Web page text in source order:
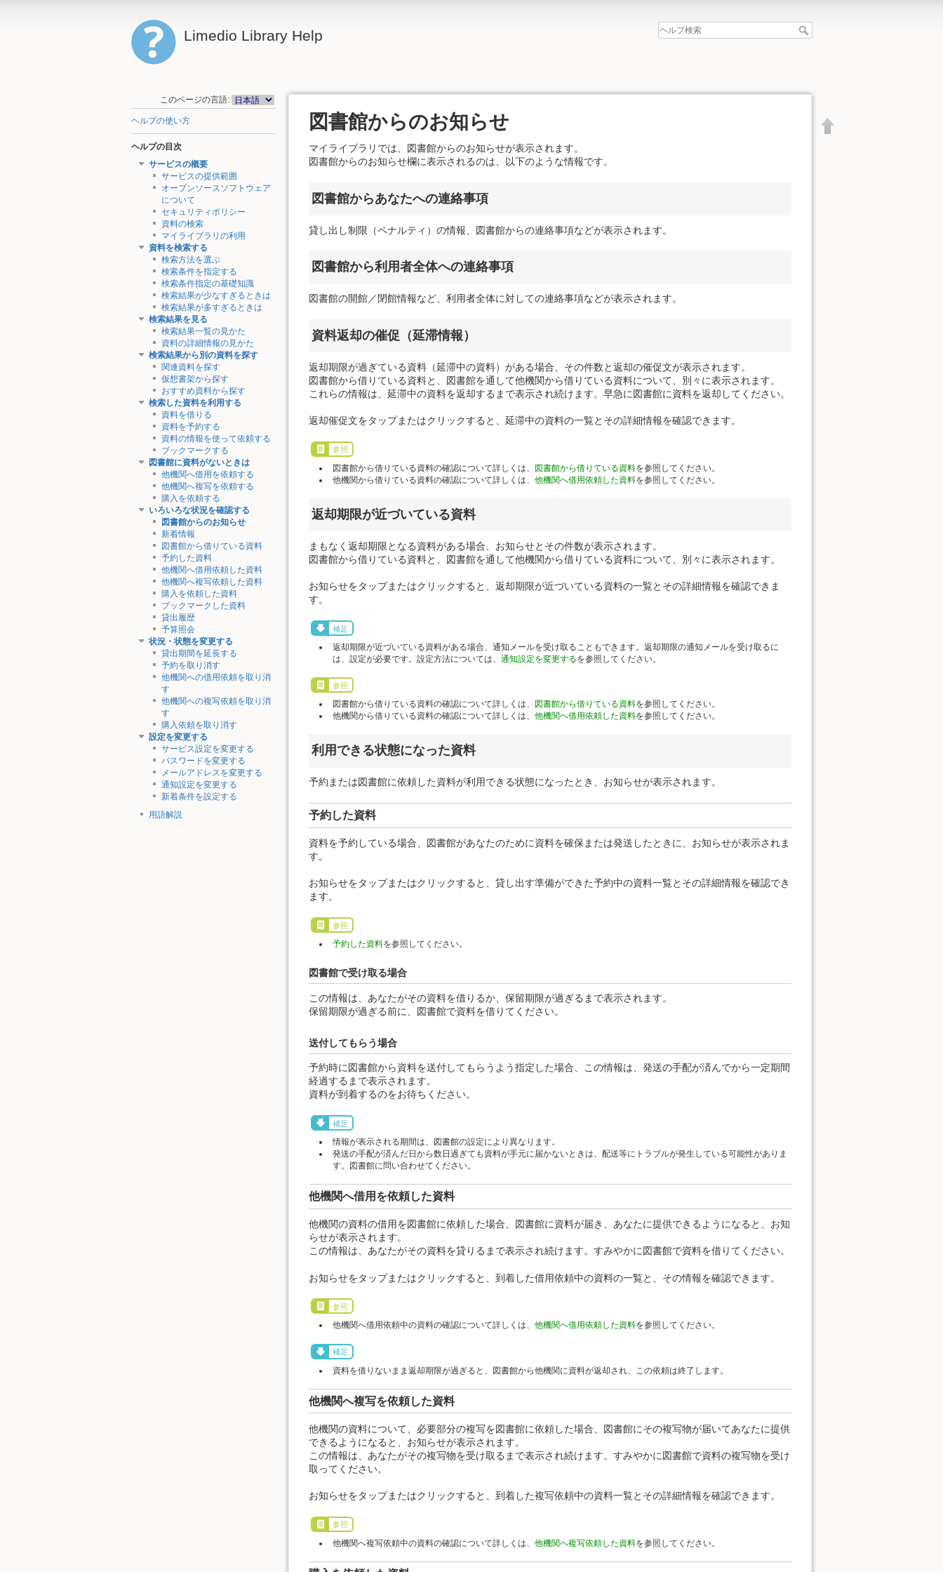
Limedio Library Help
このページの言語:
ヘルプの使い方
ヘルプの目次
サービスの概要
サービスの提供範囲
オープンソースソフトウェア
について
セキュリティポリシー
資料の検索
マイライブラリの利用
資料を検索する
検索方法を選ぶ
検索条件を指定する
検索条件指定の基礎知識
検索結果が少なすぎるときは
検索結果が多すぎるときは
検索結果を見る
検索結果一覧の見かた
資料の詳細情報の見かた
検索結果から別の資料を探す
関連資料を探す
仮想書架から探す
おすすめ資料から探す
検索した資料を利用する
資料を借りる
資料を予約する
資料の情報を使って依頼する
ブックマークする
図書館に資料がないときは
他機関へ借用を依頼する
他機関へ複写を依頼する
購入を依頼する
いろいろな状況を確認する
図書館からのお知らせ
新着情報
図書館から借りている資料
予約した資料
他機関へ借用依頼した資料
他機関へ複写依頼した資料
購入を依頼した資料
ブックマークした資料
貸出履歴
予算照会
状況・状態を変更する
貸出期間を延長する
予約を取り消す
他機関への借用依頼を取り消
す
他機関への複写依頼を取り消
す
購入依頼を取り消す
設定を変更する
サービス設定を変更する
パスワードを変更する
メールアドレスを変更する
通知設定を変更する
新着条件を設定する
用語解説
図書館からのお知らせ
マイライブラリでは、図書館からのお知らせが表示されます。
図書館からのお知らせ欄に表示されるのは、以下のような情報です。
図書館からあなたへの連絡事項
貸し出し制限（ペナルティ）の情報、図書館からの連絡事項などが表示されます。
図書館から利用者全体への連絡事項
図書館の開館／閉館情報など、利用者全体に対しての連絡事項などが表示されます。
資料返却の催促（延滞情報）
返却期限が過ぎている資料（延滞中の資料）がある場合、その件数と返却の催促文が表示されます。
図書館から借りている資料と、図書館を通して他機関から借りている資料について、別々に表示されます。
これらの情報は、延滞中の資料を返却するまで表示され続けます。早急に図書館に資料を返却してください。
返却催促文をタップまたはクリックすると、延滞中の資料の一覧とその詳細情報を確認できます。
参照
図書館から借りている資料の確認について詳しくは、 図書館から借りている資料を参照してください。
他機関から借りている資料の確認について詳しくは、他機関へ借用依頼した資料を参照してください。
返却期限が近づいている資料
まもなく返却期限となる資料がある場合、お知らせとその件数が表示されます。
図書館から借りている資料と、図書館を通して他機関から借りている資料について、別々に表示されます。
お知らせをタップまたはクリックすると、返却期限が近づいている資料の一覧とその詳細情報を確認できま
す。
補足
返却期限が近づいている資料がある場合、通知メールを受け取ることもできます。返却期限の通知メールを受け取るに
は、設定が必要です。設定方法については、通知設定を変更するを参照してください。
参照
図書館から借りている資料の確認について詳しくは、 図書館から借りている資料を参照してください。
他機関から借りている資料の確認について詳しくは、他機関へ借用依頼した資料を参照してください。
利用できる状態になった資料
予約または図書館に依頼した資料が利用できる状態になったとき、お知らせが表示されます。
予約した資料
資料を予約している場合、図書館があなたのために資料を確保または発送したときに、お知らせが表示されま
す。
お知らせをタップまたはクリックすると、貸し出す準備ができた予約中の資料一覧とその詳細情報を確認でき
ます。
参照
予約した資料を参照してください。
図書館で受け取る場合
この情報は、あなたがその資料を借りるか、保留期限が過ぎるまで表示されます。
保留期限が過ぎる前に、図書館で資料を借りてください。
送付してもらう場合
予約時に図書館から資料を送付してもらうよう指定した場合、この情報は、発送の手配が済んでから一定期間
経過するまで表示されます。
資料が到着するのをお待ちください。
補足
情報が表示される期間は、図書館の設定により異なります。
発送の手配が済んだ日から数日過ぎても資料が手元に届かないときは、配送等にトラブルが発生している可能性がありま
す。図書館に問い合わせてください。
他機関へ借用を依頼した資料
他機関の資料の借用を図書館に依頼した場合、図書館に資料が届き、あなたに提供できるようになると、お知
らせが表示されます。
この情報は、あなたがその資料を貸りるまで表示され続けます。すみやかに図書館で資料を借りてください。
お知らせをタップまたはクリックすると、到着した借用依頼中の資料の一覧と、その情報を確認できます。
参照
他機関へ借用依頼中の資料の確認について詳しくは、他機関へ借用依頼した資料を参照してください。
補足
資料を借りないまま返却期限が過ぎると、図書館から他機関に資料が返却され、この依頼は終了します。
他機関へ複写を依頼した資料
他機関の資料について、必要部分の複写を図書館に依頼した場合、図書館にその複写物が届いてあなたに提供
できるようになると、お知らせが表示されます。
この情報は、あなたがその複写物を受け取るまで表示され続けます。すみやかに図書館で資料の複写物を受け
取ってください。
お知らせをタップまたはクリックすると、到着した複写依頼中の資料一覧とその詳細情報を確認できます。
参照
他機関へ複写依頼中の資料の確認について詳しくは、他機関へ複写依頼した資料を参照してください。